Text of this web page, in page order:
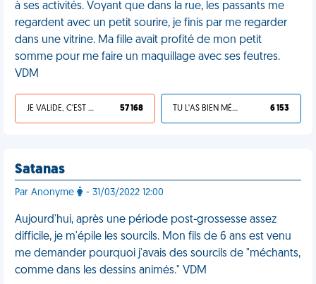
à ses activités. Voyant que dans la rue, les passants me
regardent avec un petit sourire, je finis par me regarder
dans une vitrine. Ma fille avait profité de mon petit
somme pour me faire un maquillage avec ses feutres.
VDM
JE VALIDE, C'EST UNE VDM 57 168 TU L'AS BIEN MÉRITÉ 6 153
Satanas
Par Anonyme - 31/03/2022 12:00
Aujourd'hui, après une période post-grossesse assez
difficile, je m'épile les sourcils. Mon fils de 6 ans est venu
me demander pourquoi j'avais des sourcils de "méchants,
comme dans les dessins animés." VDM